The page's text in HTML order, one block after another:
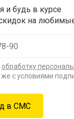
и будь в курсе
на
обработку
же с условиями